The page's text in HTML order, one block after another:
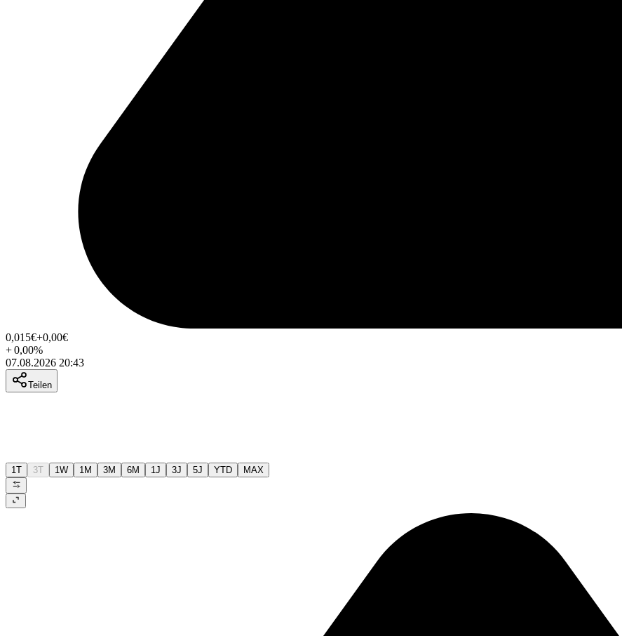
0,015€+0,00€
+0,00%
07.08.2026 20:43
Teilen
1T 3T 1W 1M 3M 6M 1J 3J 5J YTD MAX